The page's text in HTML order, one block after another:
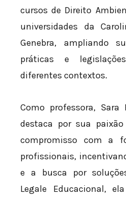
cursos de Direito
universidades da
Genebra, ampliando
práticas e
diferentes contextos.
Como professora, Sara
destaca por sua
compromisso com a
profissionais,
e a busca por
Legale Educacional,